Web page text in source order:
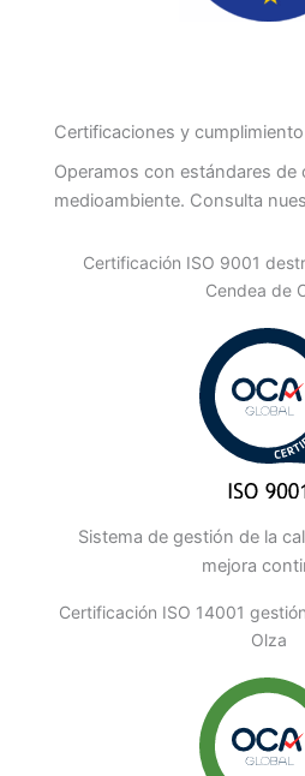
Certificaciones y cumplimiento
Operamos con estándares de
medioambiente. Consulta
Certificación ISO 9001
Cendea de
Sistema de gestión de la
mejora
Certificación ISO 14001
Olza